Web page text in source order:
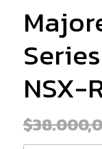
NSX-